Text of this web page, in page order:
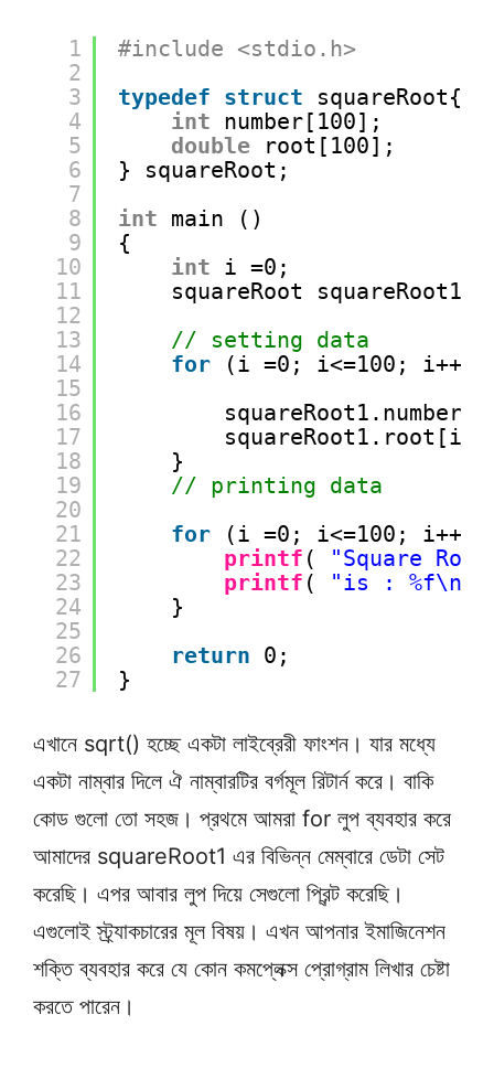
1
2
3
4
5
6
7
8
9
10
11
12
13
14
15
16
17
18
19
20
21
22
23
24
25
26
27
#include <stdio.h>
typedef struct
squareRoot{
int number[100];
double
root[100];
} squareRoot;
int main ()
{
int i =0;
squareRoot squareRoot1;
// setting data
for
(i =0; i<=100; i++){
squareRoot1.root[i]
}
// printing data
for
(i =0; i<=100; i++){
printf (
"Square
printf ( "is : %f\n"
}
return 0;
}
এখানে sqrt() হচ্ছে একটা লাইব্রেরী ফাংশন। যার মধ্যে
একটা নাম্বার দিলে ঐ নাম্বারটির বর্গমূল রিটার্ন করে। বাকি
কোড গুলো তো সহজ। প্রথমে আমরা for লুপ ব্যবহার করে
আমাদের squareRoot1 এর বিভিন্ন মেম্বারে ডেটা সেট
করেছি। এপর আবার লুপ দিয়ে সেগুলো প্রিন্ট করেছি।
এগুলোই স্ট্র্যাকচারের মূল বিষয়। এখন আপনার ইমাজিনেশন
শক্তি ব্যবহার করে যে কোন কমপ্লেক্স প্রোগ্রাম লিখার চেষ্টা
করতে পারেন।